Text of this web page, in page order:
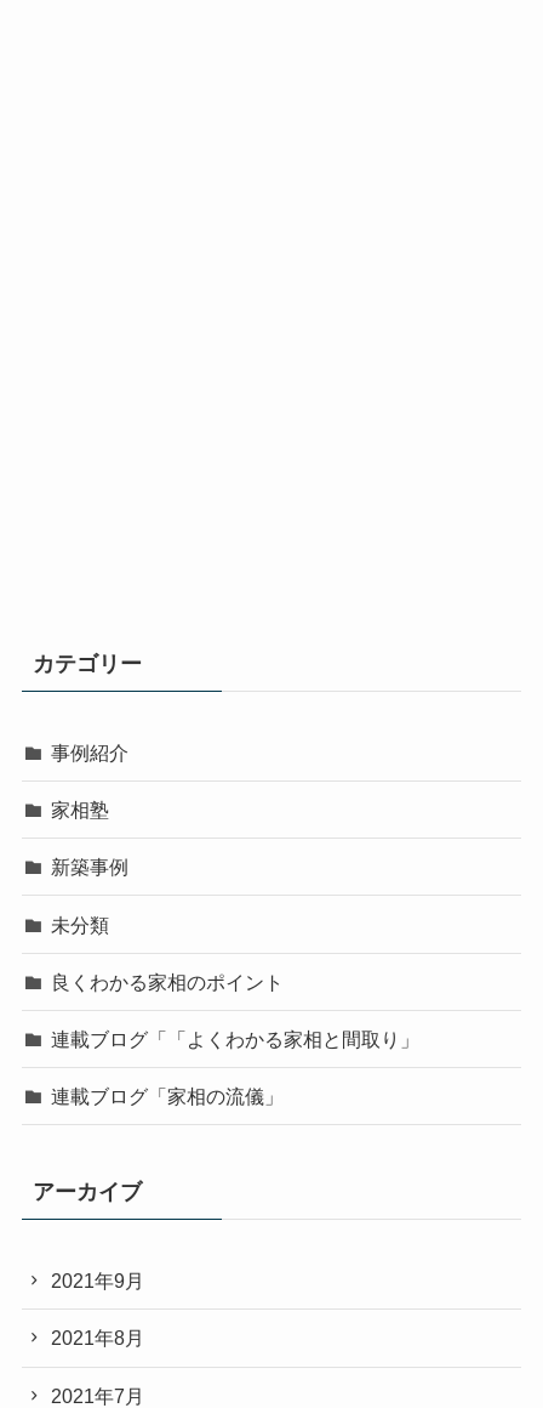
カテゴリー
事例紹介
家相塾
新築事例
未分類
良くわかる家相のポイント
連載ブログ「「よくわかる家相と間取り」
連載ブログ「家相の流儀」
アーカイブ
2021年9月
2021年8月
2021年7月